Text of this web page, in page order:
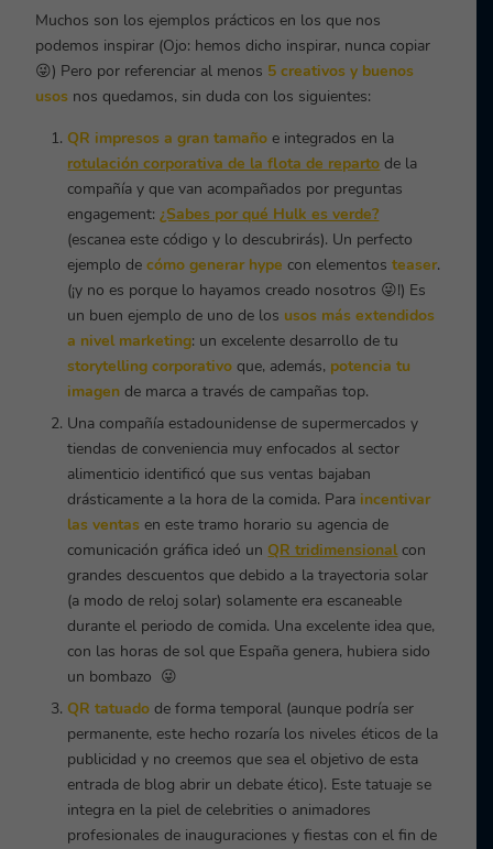
Muchos son los ejemplos prácticos en los que nos
podemos inspirar (Ojo: hemos dicho inspirar, nunca copiar
😜) Pero por referenciar al menos 5 creativos y buenos
usos nos quedamos, sin duda con los siguientes:
QR impresos a gran tamaño e integrados en la
rotulación corporativa de la flota de reparto de la
compañía y que van acompañados por preguntas
engagement:¿Sabes por qué Hulk es verde?
(escanea este código y lo descubrirás). Un perfecto
ejemplo decómo generar hype con elementosteaser.
(¡y no es porque lo hayamos creado nosotros 😜!) Es
un buen ejemplo de uno de los usos más extendidos
a nivel marketing: un excelente desarrollo de tu
storytelling corporativo que, además, potencia tu
imagen de marca a través de campañas top.
Una compañía estadounidense de supermercados y
tiendas de conveniencia muy enfocados al sector
alimenticio identificó que sus ventas bajaban
drásticamente a la hora de la comida. Para incentivar
las ventas en este tramo horario su agencia de
comunicación gráfica ideó un QR tridimensional con
grandes descuentos que debido a la trayectoria solar
(a modo de reloj solar) solamente era escaneable
durante el periodo de comida. Una excelente idea que,
con las horas de sol que España genera, hubiera sido
un bombazo 😜
QR tatuado de forma temporal (aunque podría ser
permanente, este hecho rozaría los niveles éticos de la
publicidad y no creemos que sea el objetivo de esta
entrada de blog abrir un debate ético). Este tatuaje se
integra en la piel de celebrities o animadores
profesionales de inauguraciones y fiestas con el fin de